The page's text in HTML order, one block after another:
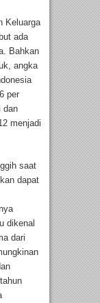
Keluarga
ada
Bahkan
angka
per
dan
menjadi
saat
dapat
dikenal
dari